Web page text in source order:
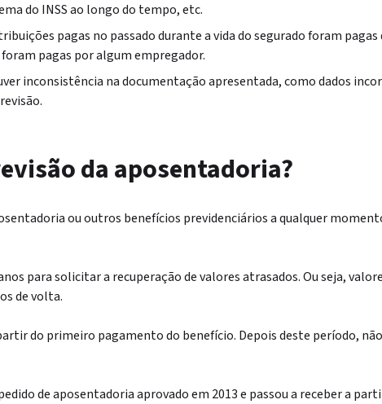
do INSS ao longo do tempo, etc.
pagas no passado durante a vida do segurado foram
pagas por algum empregador.
inconsistência na documentação apresentada, como dados
da aposentadoria?
ou outros benefícios previdenciários a qualquer
para solicitar a recuperação de valores atrasados. Ou seja,
de volta.
do primeiro pagamento do benefício. Depois deste período,
de aposentadoria aprovado em 2013 e passou a receber a